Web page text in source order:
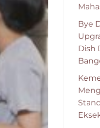
Bye
Dish